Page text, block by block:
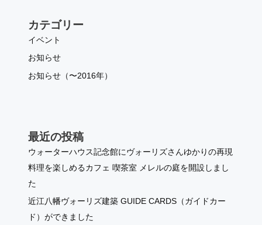
カテゴリー
イベント
お知らせ
お知らせ（〜2016年）
最近の投稿
ウォーターハウス記念館にヴォーリズさんゆかりの再現
料理を楽しめるカフェ 喫茶室 メレルの庭を開設しまし
た
近江八幡ヴォーリズ建築 GUIDE CARDS（ガイドカー
ド）ができました